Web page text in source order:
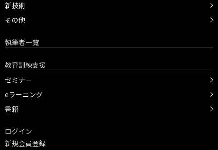
新技術
その他
執筆者一覧
教育訓練支援
セミナー
eラーニング
書籍
ログイン
新規会員登録